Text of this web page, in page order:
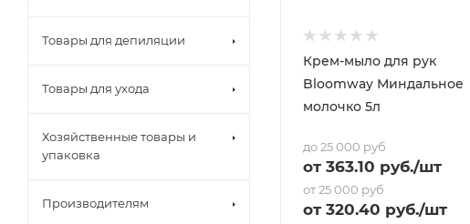
Крем-мыло для рук
Bloomway Миндальное
молочко 5л
до 25 000 руб
от 363.10 руб./шт
от 25 000 руб
от 320.40 руб./шт
Товары для депиляции
Товары для ухода
Хозяйственные товары и
упаковка
Производителям